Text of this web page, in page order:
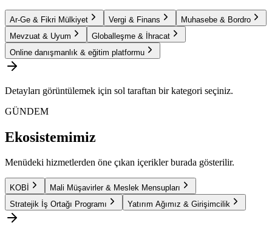
Ar-Ge & Fikri Mülkiyet Vergi & Finans
Muhasebe & Bordro
Mevzuat & Uyum
Globalleşme & İhracat
Online danışmanlık & eğitim platformu
Detayları görüntülemek için sol taraftan bir kategori seçiniz.
GÜNDEM
Ekosistemimiz
Menüdeki hizmetlerden öne çıkan içerikler burada gösterilir.
KOBİ
Mali Müşavirler & Meslek Mensupları
Stratejik İş Ortağı Programı
Yatırım Ağımız & Girişimcilik